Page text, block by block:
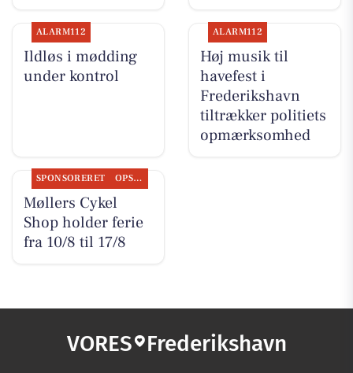
ALARM112
Ildløs i mødding
under kontrol
ALARM112
Høj musik til
havefest i
Frederikshavn
tiltrækker politiets
opmærksomhed
SPONSORERET OPSLAGSTAVLEN
Møllers Cykel
Shop holder ferie
fra 10/8 til 17/8
VORES Frederikshavn